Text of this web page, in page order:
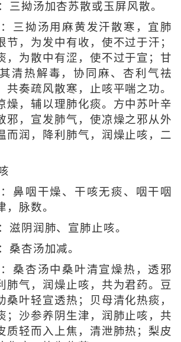
拗汤加杏苏散或玉屏风散。
三拗汤用麻黄发汗散寒，宜肺
节，为发中有收，使不过于汗；
，为散中有涩，使不过于宣；甘
清热解毒，协同麻、杏利气祛
共奏疏风散寒，止咳平喘之功。
燥，辅以理肺化痰。方中苏叶辛
邪，宣发肺气，使凉燥之邪从外
而润，降利肺气，润燥止咳，二
鼻咽干燥、干咳无痰、咽干咽
，脉数。
阴润肺、宣肺止咳。
杏汤加减。
桑杏汤中桑叶清宣燥热，透邪
肺气，润燥止咳，共为君药。豆
桑叶轻宣透热；贝母清化热痰，
；沙参养阴生津，润肺止咳，共
质轻而入上焦，清泄肺热；梨皮